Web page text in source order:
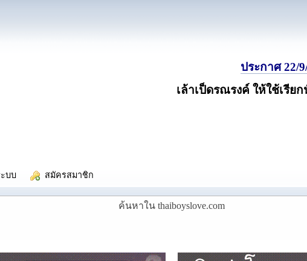
ประกาศ 22/
เล้าเป็ดรณรงค์ ให้ใช้เรีย
บบ สมัครสมาชิก
ค้นหาใน thaiboyslove.com